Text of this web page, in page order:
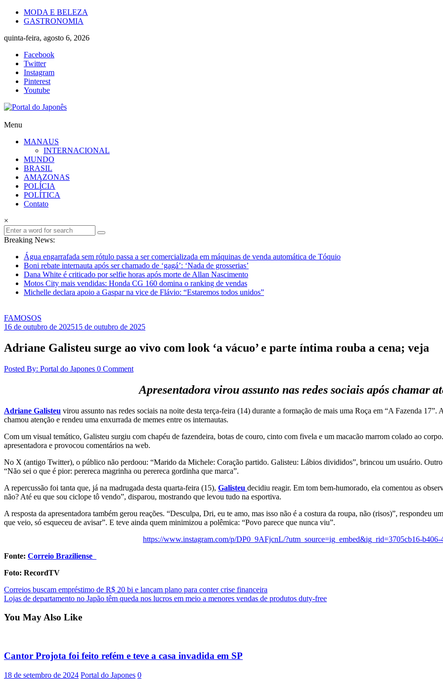
Skip
MODA E BELEZA
GASTRONOMIA
quinta-feira, agosto 6, 2026
Facebook
Twitter
Instagram
Pinterest
Youtube
Portal
Japonês
Japão
mais
perto
Menu
MANAUS
INTERNACIONAL
MUNDO
BRASIL
AMAZONAS
POLÍCIA
POLÍTICA
Contato
×
Breaking News:
Água engarrafada sem rótulo passa a ser comercializada em máquinas de venda automática de Tóquio
Boni rebate internauta após ser chamado de ‘gagá’: ‘Nada de grosserias’
Dana White é criticado por selfie horas após morte de Allan Nascimento
Motos City mais vendidas: Honda CG 160 domina o ranking de vendas
Michelle declara apoio a Gaspar na vice de Flávio: “Estaremos todos unidos”
FAMOSOS
16 de outubro de 202515 de outubro de 2025
Adriane Galisteu surge ao vivo com look ‘a vácuo’ e parte íntima rouba a cena; veja
Posted By: Portal do Japones 0 Comment
Apresentadora virou assunto nas redes sociais após chamar
Adriane Galisteu virou assunto nas redes sociais na noite desta terça-feira (14) durante a formação de mais uma Roça em “A Fazenda
chamou atenção e rendeu uma enxurrada de memes entre os internautas.
Com um visual temático, Galisteu surgiu com chapéu de fazendeira, botas de couro, cinto com fivela e um macacão marrom colado ao
apresentadora e provocou comentários na web.
No X (antigo Twitter), o público não perdoou: “Marido da Michele: Coração partido. Galisteu: Lábios divididos”, brincou um usuário. Outro
“Não sei o que é pior: perereca magrinha ou perereca gordinha que marca”.
A repercussão foi tanta que, já na madrugada desta quarta-feira (15), Galisteu decidiu reagir. Em tom bem-humorado, ela comentou as
não? Até eu que sou ciclope tô vendo”, disparou, mostrando que levou tudo na esportiva.
A resposta da apresentadora também gerou reações. “Desculpa, Dri, eu te amo, mas isso não é a costura da roupa, não (risos)”, respondeu
que veio, só esqueceu de avisar”. E teve ainda quem minimizou a polêmica: “Povo parece que nunca viu”.
https://www.instagram.com/p/DP0_9AFjcnL/?utm_source=ig_embed&ig_rid=3705cb16-b406-
Fonte: Correio Braziliense
Foto: RecordTV
Post
navigation
Correios buscam empréstimo de R$ 20 bi e lançam plano para conter crise financeira
Lojas de departamento no Japão têm queda nos lucros em meio a menores vendas de produtos duty-free
You May Also Like
Cantor Projota foi feito refém e teve a casa invadida em SP
18 de setembro de 2024 Portal do Japones 0